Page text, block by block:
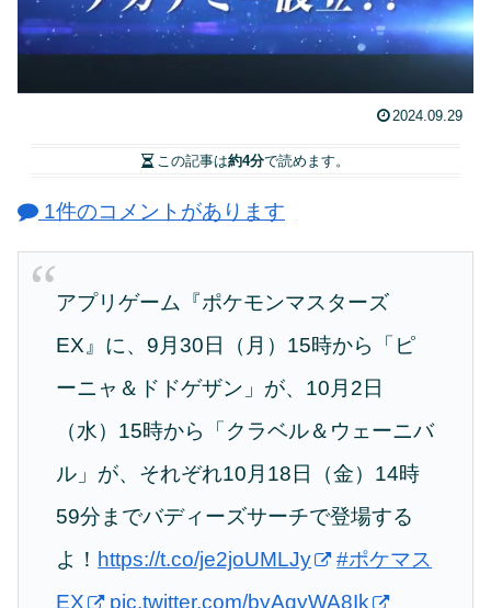
2024.09.29
この記事は約4分で読めます。
1件のコメントがあります
アプリゲーム『ポケモンマスターズ
EX』に、9月30日（月）15時から「ピ
ーニャ＆ドドゲザン」が、10月2日
（水）15時から「クラベル＆ウェーニバ
ル」が、それぞれ10月18日（金）14時
59分までバディーズサーチで登場する
よ！ https://t.co/je2joUMLJy
#ポケマス
EX
pic.twitter.com/byAqyWA8Ik